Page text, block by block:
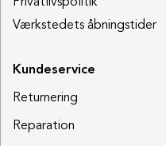
Privatlivspolitik
Værkstedets åbningstider
Kundeservice
Returnering
Reparation